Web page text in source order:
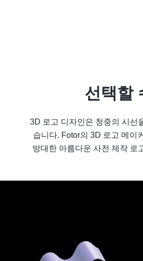
선택할
3D 로고 디자인은 청중의 시선
습니다. Fotor의 3D 로고 메이
방대한 아름다운 사전 제작 로